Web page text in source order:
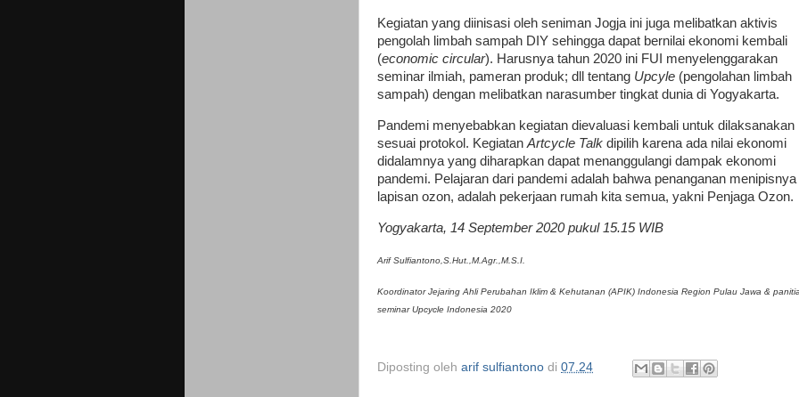
Kegiatan yang diinisasi oleh seniman Jogja ini juga melibatkan aktivis
pengolah limbah sampah DIY sehingga dapat bernilai ekonomi kembali
(economic circular). Harusnya tahun 2020 ini FUI menyelenggarakan
seminar ilmiah, pameran produk; dll tentang Upcyle (pengolahan limbah
sampah) dengan melibatkan narasumber tingkat dunia di Yogyakarta.
Pandemi menyebabkan kegiatan dievaluasi kembali untuk dilaksanakan
sesuai protokol. Kegiatan Artcycle Talk dipilih karena ada nilai ekonomi
didalamnya yang diharapkan dapat menanggulangi dampak ekonomi
pandemi. Pelajaran dari pandemi adalah bahwa penanganan menipisnya
lapisan ozon, adalah pekerjaan rumah kita semua, yakni Penjaga Ozon.
Yogyakarta, 14 September 2020 pukul 15.15 WIB
Arif Sulfiantono,S.Hut.,M.Agr.,M.S.I.
Koordinator Jejaring Ahli Perubahan Iklim & Kehutanan (APIK) Indonesia Region Pulau Jawa &
seminar Upcycle Indonesia 2020
Diposting oleh arif sulfiantono di 07.24